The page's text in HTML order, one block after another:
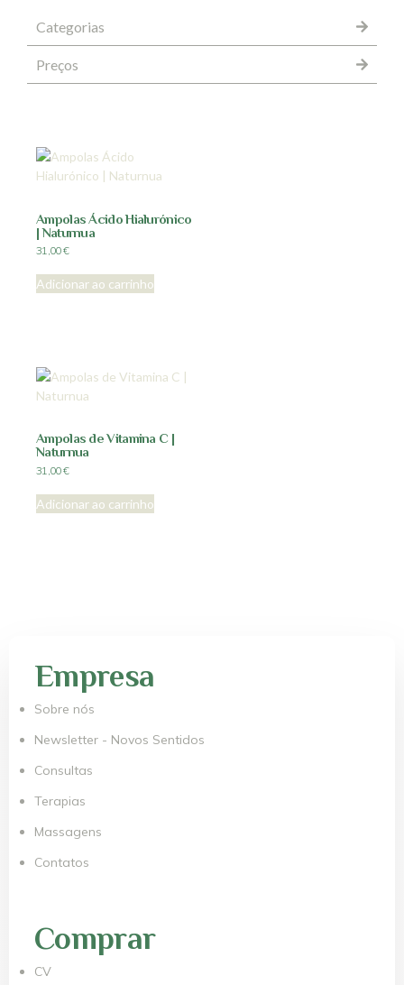
Categorias
Preços
Ampolas Ácido Hialurónico
| Naturnua
31,00€
Adicionar ao carrinho
Ampolas de Vitamina C |
Naturnua
31,00€
Adicionar ao carrinho
Empresa
Sobre nós
Newsletter - Novos Sentidos
Consultas
Terapias
Massagens
Contatos
Comprar
CV